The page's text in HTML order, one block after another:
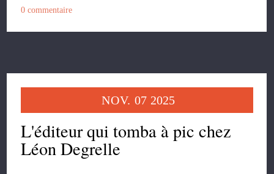
0 commentaire
NOV. 07 2025
L'éditeur qui tomba à pic chez
Léon Degrelle